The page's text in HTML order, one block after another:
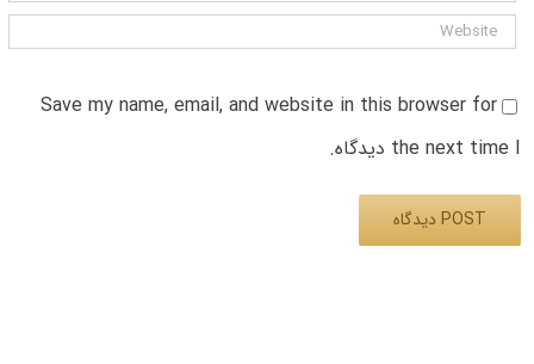
Save my name, email, and website in this browser for
the next time I دیدگاه.